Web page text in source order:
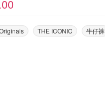
THE ICONIC 牛仔裤